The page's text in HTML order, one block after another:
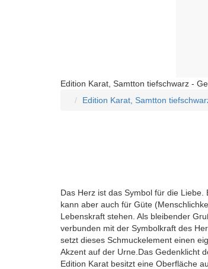
Edition Karat, Samtton tiefschwarz -
Edition Karat, Samtton
Das Herz ist das Symbol für die Liebe.
kann aber auch für Güte
Lebenskraft stehen. Als bleibender
verbunden mit der Symbolkraft des
setzt dieses Schmuckelement einen
Akzent auf der Urne.Das Gedenklicht
Edition Karat besitzt eine Oberfläche